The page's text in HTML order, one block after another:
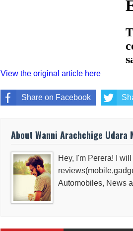
View the original article here
Share on Facebook
About Wanni Arachchige Udara
Hey, I'm Perera! I
Automobiles, News